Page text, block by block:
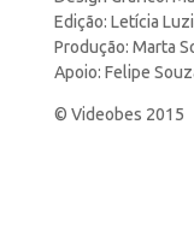
Edição: Letícia
Produção: Marta
Apoio: Felipe
© Videobes 2015